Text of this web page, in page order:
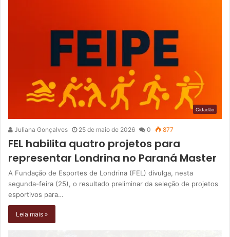
Cidadão
Juliana Gonçalves 25 de maio de 2026 0 877
FEL habilita quatro projetos para
representar Londrina no Paraná Master
A Fundação de Esportes de Londrina (FEL) divulga, nesta
segunda-feira (25), o resultado preliminar da seleção de projetos
esportivos para…
Leia mais »